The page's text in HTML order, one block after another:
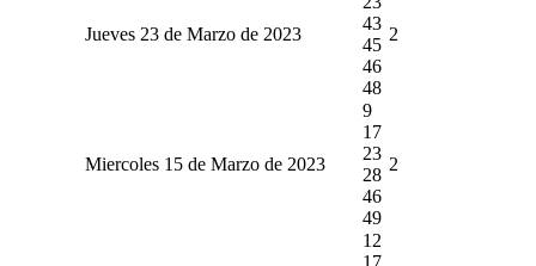
Jueves 23 de Marzo de 2023
43
45
46
48
2
Miercoles 15 de Marzo de 2023
9
17
23
28
46
49
2
12
17